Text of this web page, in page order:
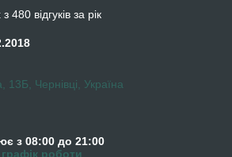
480 відгуків за рік
13Б, Чернівці, Україна
з 08:00 до 21:00
роботи